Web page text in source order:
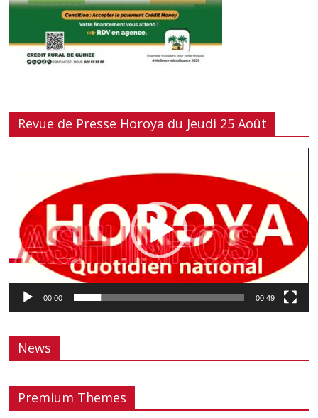
Revue de Presse Horoya du Jeudi 25 Août
00:00 00:49
News
Premium Themes